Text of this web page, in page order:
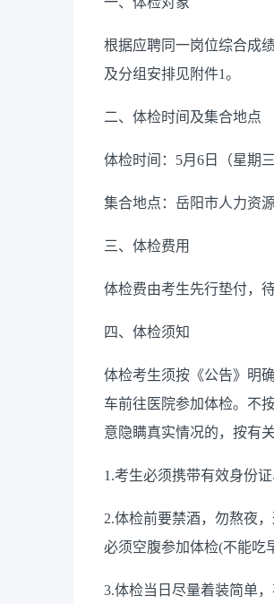
根据应聘同一岗位综合成
及分组安排见附件1。
二、体检时间及集合地点
体检时间： 5月 6 日（星期三
集合地点：岳阳市人力资
三、体检费用
体检费由考生先行垫付，
四、体检须知
体检考生须按《公告》明
车前往医院参加体检。不
意隐瞒真实情况的，按有
1.考生必须携带有效身份
2.体检前要禁酒，勿熬夜
必须空腹参加体检(不能吃
3.体检当日尽量着装简单